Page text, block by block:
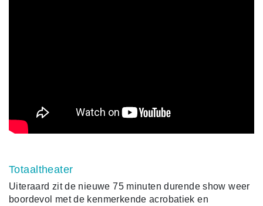
Totaaltheater
Uiteraard zit de nieuwe 75 minuten durende show weer
boordevol met de kenmerkende acrobatiek en